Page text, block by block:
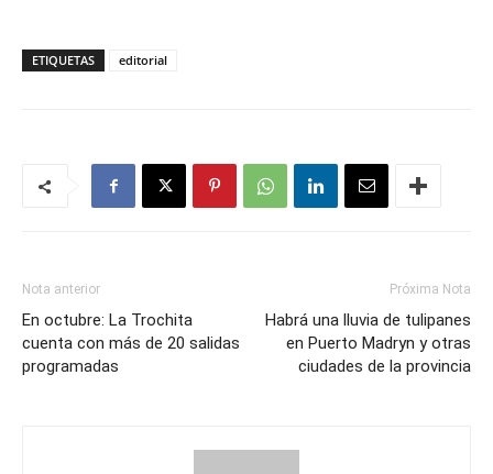
ETIQUETAS editorial
Nota anterior
En octubre: La Trochita
cuenta con más de 20 salidas
programadas
Próxima Nota
Habrá una lluvia de tulipanes
en Puerto Madryn y otras
ciudades de la provincia